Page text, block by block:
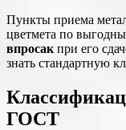
Пункты приема
цветмета по
впросак при его
знать стандартную
ГОСТ